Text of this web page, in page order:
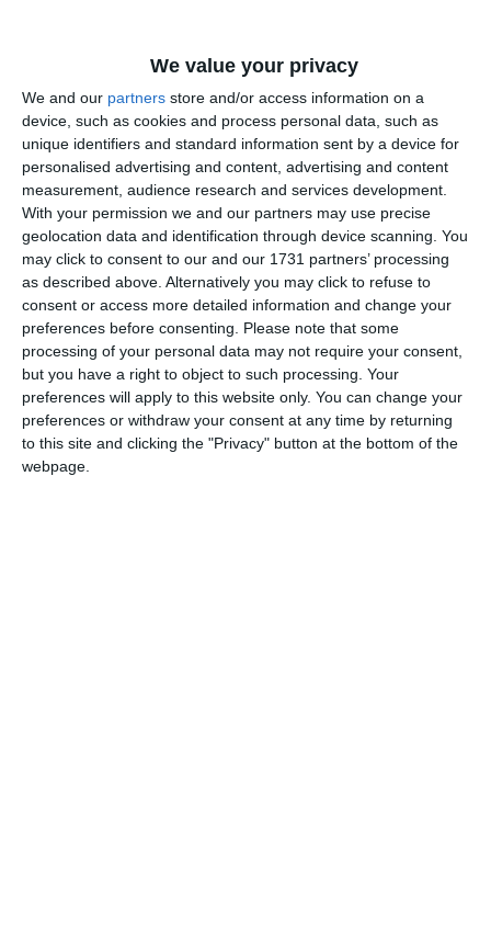
We value your privacy
We and our partners store and/or access information on a
device, such as cookies and process personal data, such as
unique identifiers and standard information sent by a device for
personalised advertising and content, advertising and content
measurement, audience research and services development.
With your permission we and our partners may use precise
geolocation data and identification through device scanning. You
may click to consent to our and our 1731 partners’ processing
as described above. Alternatively you may click to refuse to
consent or access more detailed information and change your
preferences before consenting.
Please note that some
processing of your personal data may not require your consent,
but you have a right to object to such processing. Your
preferences will apply to this website only. You can change your
preferences or withdraw your consent at any time by returning
to this site and clicking the "Privacy" button at the bottom of the
webpage.
Am citit si sunt de acord curegulile de postare .
Acest formular colectează numele, e-mailul şi conținutul mesajului, astfel încât
să putem urmări comentariile tale pe site. Nu vom folosi datele tale în alt scop.
Pentru mai multe informaţii, consultă politica noastră de confidenţialitate, unde vei
primi mai multe privind informaţii despre cum și de ce stocăm datele tale.
Posteaza comentariul
DIN ACEEAŞI CATEGORIE